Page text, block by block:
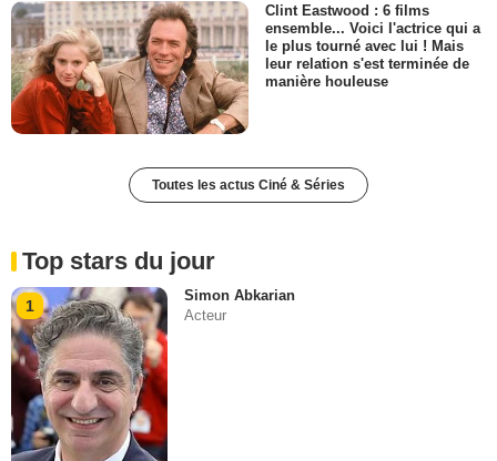
Clint Eastwood : 6 films
ensemble... Voici l'actrice qui a
le plus tourné avec lui ! Mais
leur relation s'est terminée de
manière houleuse
Toutes les actus Ciné & Séries
Top stars du jour
1
Simon Abkarian
Acteur